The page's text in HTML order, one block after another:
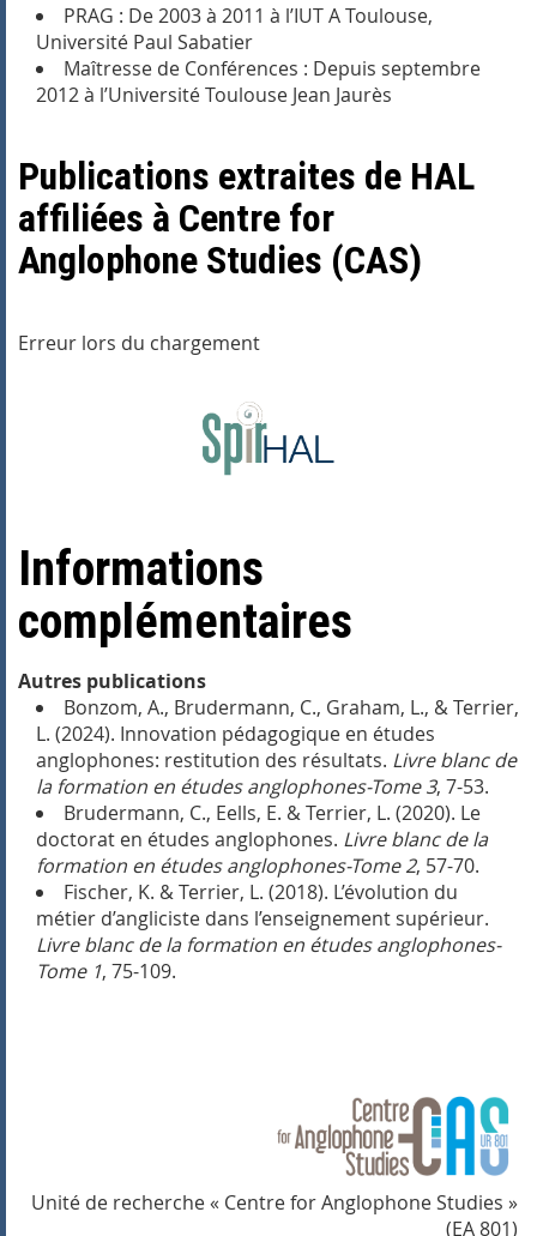
PRAG : De 2003 à 2011 à l’IUT A Toulouse,
Université Paul Sabatier
Maîtresse de Conférences : Depuis septembre
2012 à l’Université Toulouse Jean Jaurès
Publications extraites de HAL
affiliées à Centre for
Anglophone Studies (CAS)
Erreur lors du chargement
Informations
complémentaires
Autres publications
Bonzom, A., Brudermann, C., Graham, L., & Terrier,
L. (2024). Innovation pédagogique en études
anglophones: restitution des résultats. Livre blanc de
la formation en études anglophones-Tome 3, 7-53.
Brudermann, C., Eells, E. & Terrier, L. (2020). Le
doctorat en études anglophones. Livre blanc de la
formation en études anglophones-Tome 2, 57-70.
Fischer, K. & Terrier, L. (2018). L’évolution du
métier d’angliciste dans l’enseignement supérieur.
Livre blanc de la formation en études anglophones-
Tome 1, 75-109.
Unité de recherche « Centre for Anglophone Studies »
(EA 801)